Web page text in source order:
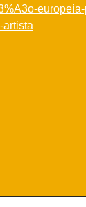
artista